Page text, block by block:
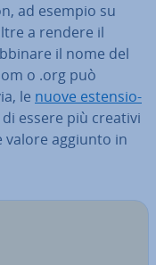
ad esempio su
a rendere il
il nome del
o .org può
le nuove esten­sio­
essere più creativi
valore aggiunto in